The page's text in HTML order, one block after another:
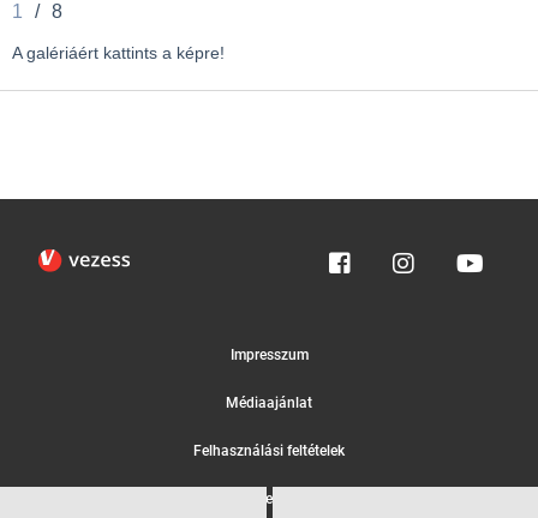
1 / 8
A galériáért kattints a képre!
Impresszum
Médiaajánlat
Felhasználási feltételek
Egyedi adatkezelési tájékoztató